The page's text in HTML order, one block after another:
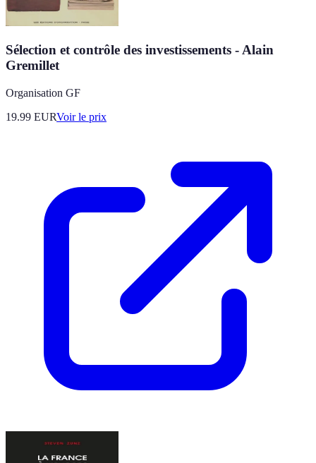
Sélection et contrôle des investissements - Alain
Gremillet
Organisation GF
19.99 EURVoir le prix